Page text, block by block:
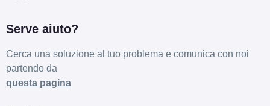
Serve aiuto?
Cerca una soluzione al tuo problema e comunica con noi
partendo da
questa pagina